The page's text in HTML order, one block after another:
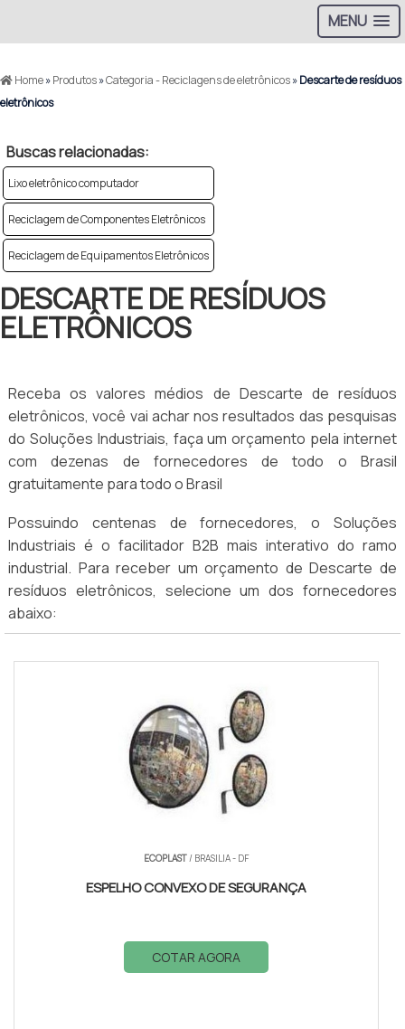
MENU
Home»Produtos»Categoria - Reciclagens de eletrônicos»Descarte de resíduos
eletrônicos
Buscas relacionadas:
Lixo eletrônico computador
Reciclagem de Componentes Eletrônicos
Reciclagem de Equipamentos Eletrônicos
DESCARTE DE RESÍDUOS
ELETRÔNICOS
Receba os valores médios de Descarte de resíduos
eletrônicos, você vai achar nos resultados das pesquisas
do Soluções Industriais, faça um orçamento pela internet
com dezenas de fornecedores de todo o Brasil
gratuitamente para todo o Brasil
Possuindo centenas de fornecedores, o Soluções
Industriais é o facilitador B2B mais interativo do ramo
industrial. Para receber um orçamento de Descarte de
resíduos eletrônicos, selecione um dos fornecedores
abaixo:
ECOPLAST / BRASILIA - DF
ESPELHO CONVEXO DE SEGURANÇA
COTAR AGORA